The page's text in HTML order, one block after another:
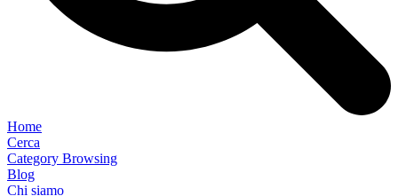
Home
Cerca
Category Browsing
Blog
Chi siamo